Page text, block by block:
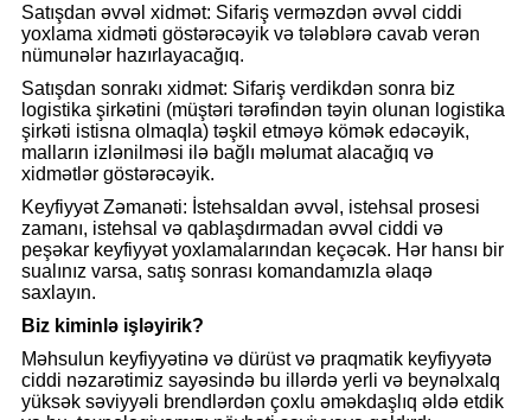
Satışdan əvvəl xidmət: Sifariş verməzdən əvvəl ciddi
yoxlama xidməti göstərəcəyik və tələblərə cavab verən
nümunələr hazırlayacağıq.
Satışdan sonrakı xidmət: Sifariş verdikdən sonra biz
logistika şirkətini (müştəri tərəfindən təyin olunan logistika
şirkəti istisna olmaqla) təşkil etməyə kömək edəcəyik,
malların izlənilməsi ilə bağlı məlumat alacağıq və
xidmətlər göstərəcəyik.
Keyfiyyət Zəmanəti: İstehsaldan əvvəl, istehsal prosesi
zamanı, istehsal və qablaşdırmadan əvvəl ciddi və
peşəkar keyfiyyət yoxlamalarından keçəcək. Hər hansı bir
sualınız varsa, satış sonrası komandamızla əlaqə
saxlayın.
Biz kiminlə işləyirik?
Məhsulun keyfiyyətinə və dürüst və praqmatik keyfiyyətə
ciddi nəzarətimiz sayəsində bu illərdə yerli və beynəlxalq
yüksək səviyyəli brendlərdən çoxlu əməkdaşlıq əldə etdik